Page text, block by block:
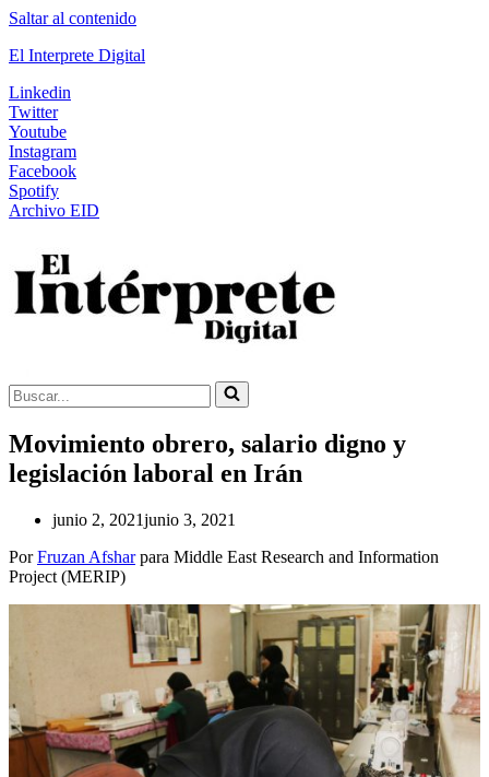
Saltar al contenido
El Interprete Digital
Linkedin
Twitter
Youtube
Instagram
Facebook
Spotify
Archivo EID
Buscar...
Movimiento obrero, salario digno y
legislación laboral en Irán
junio 2, 2021junio 3, 2021
PorFruzan Afsharpara Middle East Research and Information
Project (MERIP)